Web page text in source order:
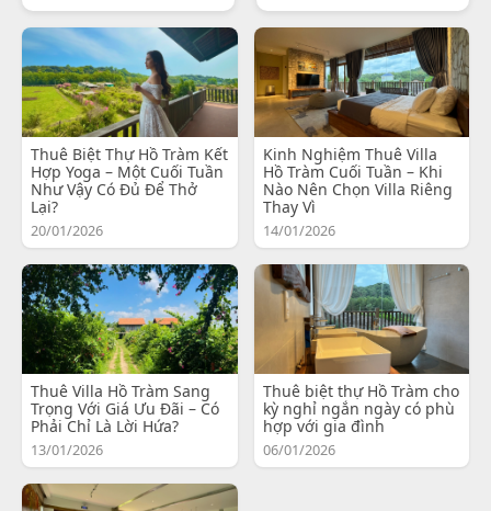
Thuê Biệt Thự Hồ Tràm Kết
Hợp Yoga – Một Cuối Tuần
Như Vậy Có Đủ Để Thở
Lại?
20/01/2026
Kinh Nghiệm Thuê Villa
Hồ Tràm Cuối Tuần – Khi
Nào Nên Chọn Villa Riêng
Thay Vì
14/01/2026
Thuê Villa Hồ Tràm Sang
Trọng Với Giá Ưu Đãi – Có
Phải Chỉ Là Lời Hứa?
13/01/2026
Thuê biệt thự Hồ Tràm cho
kỳ nghỉ ngắn ngày có phù
hợp với gia đình
06/01/2026